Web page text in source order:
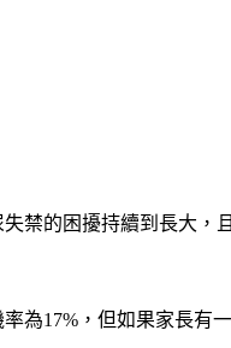
禁的困擾持續到長大，
為17%，但如果家長有